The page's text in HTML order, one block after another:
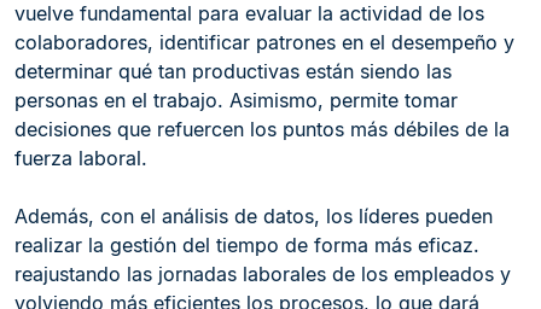
vuelve fundamental para evaluar la actividad de los
colaboradores, identificar patrones en el desempeño y
determinar qué tan productivas están siendo las
personas en el trabajo. Asimismo, permite tomar
decisiones que refuercen los puntos más débiles de la
fuerza laboral.
Además, con el análisis de datos, los líderes pueden
realizar la gestión del tiempo de forma más eficaz.
reajustando las jornadas laborales de los empleados y
volviendo más eficientes los procesos, lo que dará